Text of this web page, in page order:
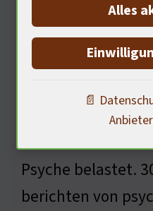
Der Drang zu
menschlichen
Seenotretter
Psyche belastet.
berichten von
Alles
📄